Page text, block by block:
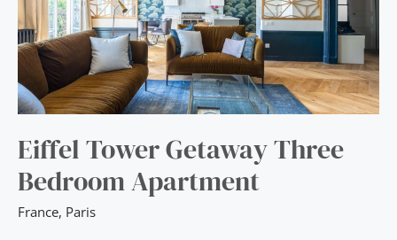
Eiffel Tower Getaway Three
Bedroom Apartment
France, Paris